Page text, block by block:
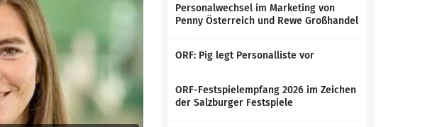
Personalwechsel im Marketing von
Penny Österreich und Rewe Großhandel
ORF: Pig legt Personalliste vor
ORF-Festspielempfang 2026 im Zeichen
der Salzburger Festspiele